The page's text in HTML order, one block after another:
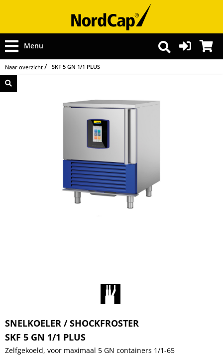
Menu
Naar overzicht SKF 5 GN 1/1 PLUS
SNELKOELER / SHOCKFROSTER
SKF 5 GN 1/1 PLUS
Zelfgekoeld, voor maximaal 5 GN containers 1/1-65